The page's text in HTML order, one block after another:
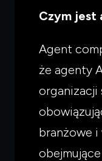
Czym jest
Agent
że agenty
organizacji
branżowe